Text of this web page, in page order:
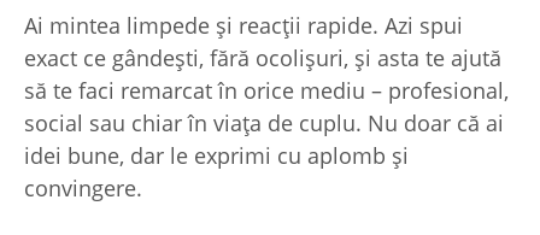
Ai mintea limpede și reacții rapide. Azi spui
exact ce gândești, fără ocolișuri, și asta te ajută
să te faci remarcat în orice mediu – profesional,
social sau chiar în viața de cuplu. Nu doar că ai
idei bune, dar le exprimi cu aplomb și
convingere.